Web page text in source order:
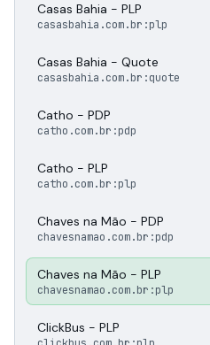
Casas Bahia - PLP
casasbahia.com.br:plp
Casas Bahia - Quote
casasbahia.com.br:quote
Catho - PDP
catho.com.br:pdp
Catho - PLP
catho.com.br:plp
Chaves na Mão - PDP
chavesnamao.com.br:pdp
Chaves na Mão - PLP
chavesnamao.com.br:plp
ClickBus - PLP